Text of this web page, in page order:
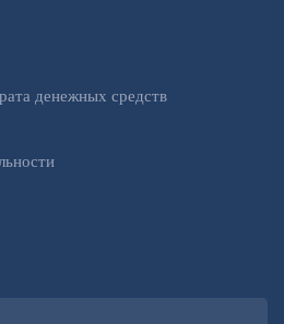
денежных средств